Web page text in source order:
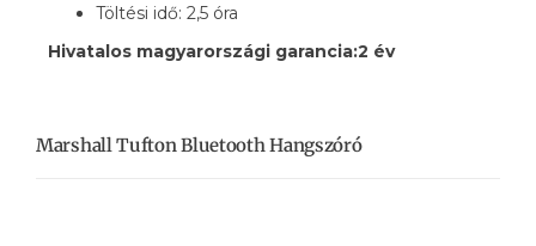
Töltési idő: 2,5 óra
Hivatalos magyarországi garancia:2 év
Marshall Tufton Bluetooth Hangszóró